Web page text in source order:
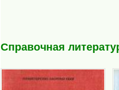
Справочная